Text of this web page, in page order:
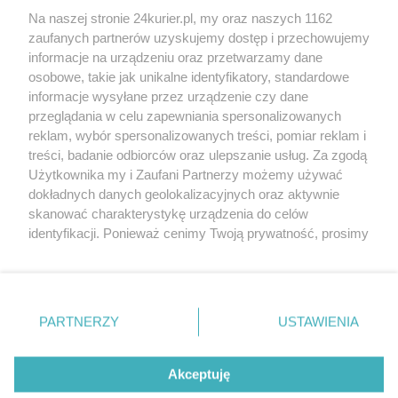
Krokusowe rondo Sybiraków
Krokusy w „Zaczarowanym Ołówku”
POGODA
14℃
Zobacz prognozę na 3 dni
Copyright © 2022 Kurier Szczeciński sp. z o.o.
Wszelkie prawa zastrzeżone
Nota wydawnicza
Nota prawna
Polityka prywatności
Reklama
Na naszej stronie 24kurier.pl, my oraz naszych 1162
zaufanych partnerów uzyskujemy dostęp i przechowujemy
informacje na urządzeniu oraz przetwarzamy dane
osobowe, takie jak unikalne identyfikatory, standardowe
informacje wysyłane przez urządzenie czy dane
przeglądania w celu zapewniania spersonalizowanych
reklam, wybór spersonalizowanych treści, pomiar reklam i
treści, badanie odbiorców oraz ulepszanie usług. Za zgodą
Użytkownika my i Zaufani Partnerzy możemy używać
dokładnych danych geolokalizacyjnych oraz aktywnie
skanować charakterystykę urządzenia do celów
identyfikacji. Ponieważ cenimy Twoją prywatność, prosimy
prywatności znajdujący się w lewym dolnym rogu strony
. Niektóre rodzaje przetwarzania danych nie wymagają
takiemu przetwarzaniu. Preferencje będą miały
zastosowania tylko na tej witrynie.
PARTNERZY USTAWIENIA
Akceptuję